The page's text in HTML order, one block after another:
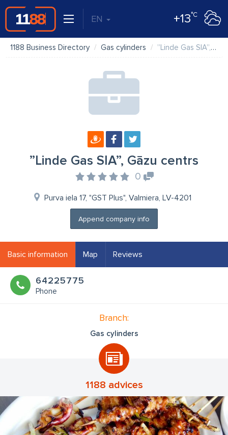
EN +13°C
1188 Business Directory Gas cylinders ”Linde Gas SIA”, Gāzu centrs
”Linde Gas SIA”, Gāzu centrs
0
Purva iela 17, "GST Plus", Valmiera, LV-4201
Append company info
Basic information Map Reviews
64225775
Phone
Branch:
Gas cylinders
1188 advices